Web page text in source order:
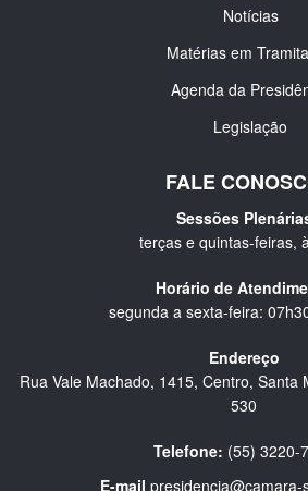
Notícias
Matérias em
Agenda da
Legislação
FALE
Sessões
terças e quintas-feiras,
Horário de
segunda a sexta-feira:
Endereço
Rua Vale Machado, 1415, Centro, Santa
530
Telefone: (55) 3220-
E-mail presidencia@camara-